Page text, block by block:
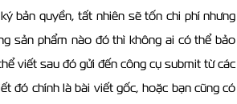
bản quyền, tất nhiên sẽ tốn chi phí nhưng
sản phẩm nào đó thì không ai có thể bảo
viết sau đó gửi đến công cụ submit từ các
đó chính là bài viết gốc, hoặc bạn cũng có